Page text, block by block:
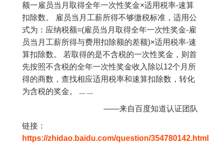
额一雇员当月取得全年一次性奖金×适用税率-速算
扣除数。 雇员当月工薪所得不够缴税标准，适用公
式为：应纳税额=(雇员当月取得全年一次性奖金-雇
员当月工薪所得与费用扣除额的差额)×适用税率-速
算扣除数。 若取得的是不含税的一次性奖金，则首
先按照不含税的全年一次性奖金收入除以12个月所
得的商数，查找相应适用税率和速算扣除数，转化
为含税的奖金。 ... ...
——来自百度知道认证团队
链接：
https://zhidao.baidu.com/question/354780142.html